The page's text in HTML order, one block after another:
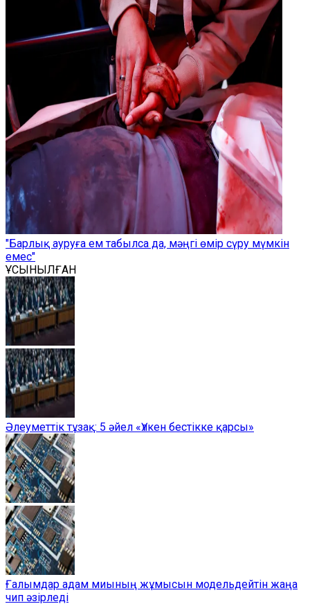
"Барлық ауруға ем табылса да, мәңгі өмір сүру мүмкін
емес"
ҰСЫНЫЛҒАН
Әлеуметтік тұзақ: 5 әйел «Үлкен бестікке қарсы»
Ғалымдар адам миының жұмысын модельдейтін жаңа
чип әзірледі